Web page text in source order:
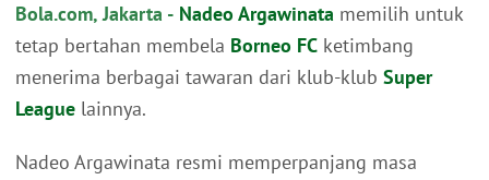
Bola.com, Jakarta - Nadeo Argawinata memilih untuk
tetap bertahan membela Borneo FC ketimbang
menerima berbagai tawaran dari klub-klub Super
League lainnya.
Nadeo Argawinata resmi memperpanjang masa